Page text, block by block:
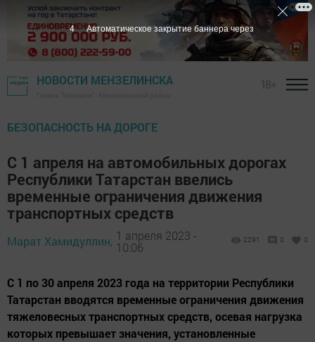
НОВОСТИ МЕНЗЕЛИНСКА
БЕЗОПАСНОСТЬ НА ДОРОГЕ
С 1 апреля на автомобильных дорогах
Республики Татарстан ввелись
временные ограничения движения
транспортных средств
Марат Хамидуллин, 1 апреля 2023 -
10:06
2291 0 0
С 1 по 30 апреля 2023 года на территории Республики
Татарстан вводятся временные ограничения движения
тяжеловесных транспортных средств, осевая нагрузка
которых превышает значения, установленные
3 Автоматическое закрытие баннера через